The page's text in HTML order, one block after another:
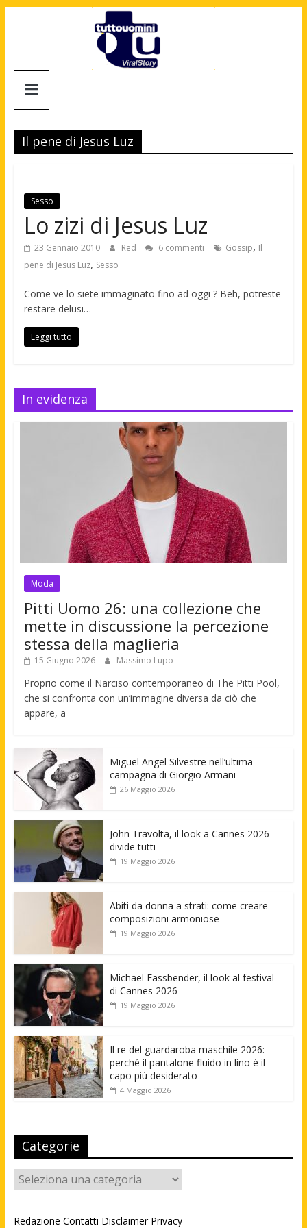
Tuttouomini
Tv,
Cinema,
news
moda
maschile
Il pene di Jesus Luz
Sesso
Lo zizi di Jesus Luz
23 Gennaio 2010 Red 6 commenti Gossip, Il
pene di Jesus Luz, Sesso
Come ve lo siete immaginato fino ad oggi ? Beh, potreste
restare delusi…
Leggi tutto
In evidenza
Moda
Pitti Uomo 26: una collezione che
mette in discussione la percezione
stessa della maglieria
15 Giugno 2026 Massimo Lupo
Proprio come il Narciso contemporaneo di The Pitti Pool,
che si confronta con un’immagine diversa da ciò che
appare, a
Miguel Angel Silvestre nell’ultima
campagna di Giorgio Armani
26 Maggio 2026
John Travolta, il look a Cannes 2026
divide tutti
19 Maggio 2026
Abiti da donna a strati: come creare
composizioni armoniose
19 Maggio 2026
Michael Fassbender, il look al festival
di Cannes 2026
19 Maggio 2026
Il re del guardaroba maschile 2026:
perché il pantalone fluido in lino è il
capo più desiderato
4 Maggio 2026
Categorie
Categorie
Redazione Contatti Disclaimer Privacy